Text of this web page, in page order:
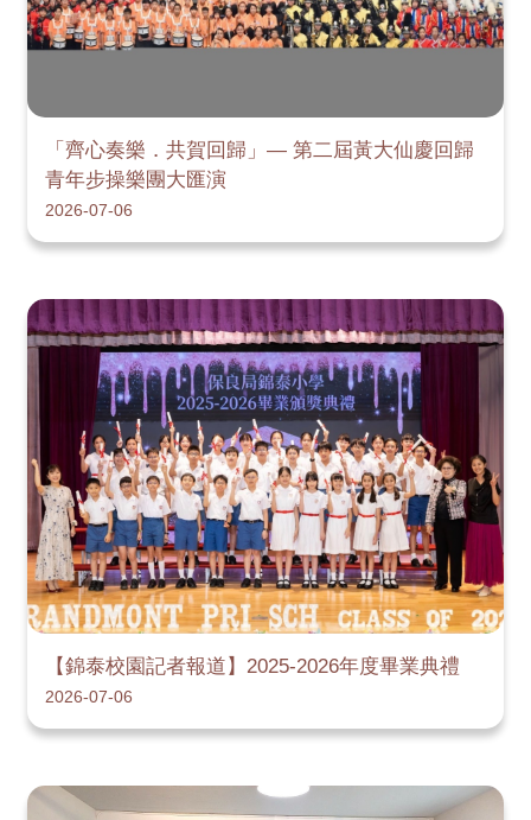
「齊心奏樂．共賀回歸」— 第二屆黃大仙慶回歸
青年步操樂團大匯演
2026-07-06
【錦泰校園記者報道】2025-2026年度畢業典禮
2026-07-06